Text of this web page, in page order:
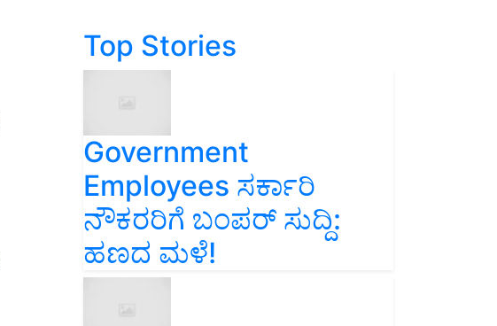
Top Stories
Government
Employees ಸರ್ಕಾರಿ
ನೌಕರರಿಗೆ ಬಂಪರ್‌ ಸುದ್ದಿ:
ಹಣದ ಮಳೆ!